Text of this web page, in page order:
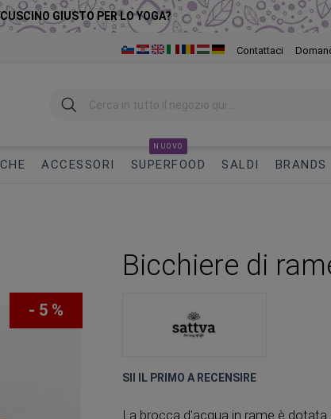
GIUSTO PER LO YOGA?
Contattaci
Ricerca
ACCESSORI SUPERFOOD
NUOVO
SALDI BRANDS
- 5 %
Bicchiere di
SII IL PRIMO A RECENSIRE
La brocca d'acqua in rame è